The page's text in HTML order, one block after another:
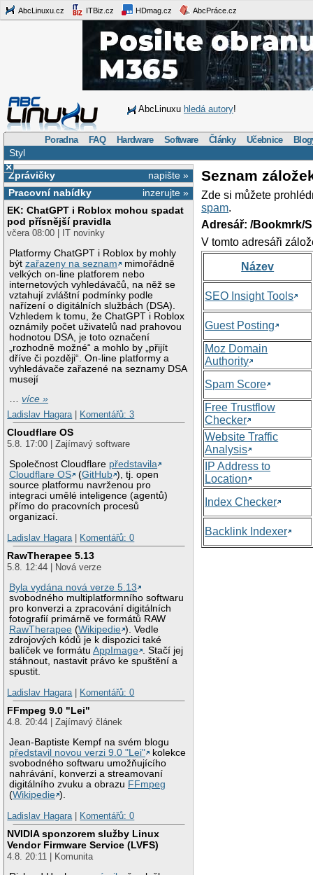
AbcLinuxu.cz ITBiz.cz HDmag.cz AbcPráce.cz
AbcLinuxu hledá autory!
Poradna FAQ Hardware Software Články Učebnice
Styl
×
napište »
Zprávičky
inzerujte »
Pracovní nabídky
EK: ChatGPT i Roblox mohou spadat
pod přísnější pravidla
včera 08:00 | IT novinky
Platformy ChatGPT i Roblox by mohly
býtzařazeny na seznam
mimořádně
velkých on-line platforem nebo
internetových vyhledávačů, na něž se
vztahují zvláštní podmínky podle
nařízení o digitálních službách (DSA).
Vzhledem k tomu, že ChatGPT i Roblox
oznámily počet uživatelů nad prahovou
hodnotou DSA, je toto označení
„rozhodně možné“ a mohlo by „přijít
dříve či později“. On-line platformy a
vyhledávače zařazené na seznamy DSA
musejí
…více »
Ladislav Hagara
Komentářů: 3
Cloudflare OS
5.8. 17:00 | Zajímavý software
Společnost Cloudflare představila
Cloudflare OS
(GitHub ), tj. open
source platformu navrženou pro
integraci umělé inteligence (agentů)
přímo do pracovních procesů
organizací.
Ladislav Hagara
Komentářů: 0
RawTherapee 5.13
5.8. 12:44 | Nová verze
Byla vydána nová verze 5.13
svobodného multiplatformního softwaru
pro konverzi a zpracování digitálních
fotografií primárně ve formátů RAW
RawTherapee (Wikipedie ). Vedle
zdrojových kódů je k dispozici také
balíček ve formátuAppImage . Stačí jej
stáhnout, nastavit právo ke spuštění a
spustit.
Ladislav Hagara
Komentářů: 0
FFmpeg 9.0 "Lei"
4.8. 20:44 | Zajímavý článek
Jean-Baptiste Kempf na svém blogu
představil novou verzi 9.0 "Lei"
kolekce
svobodného softwaru umožňujícího
nahrávání, konverzi a streamovaní
digitálního zvuku a obrazu FFmpeg
(Wikipedie ).
Ladislav Hagara
Komentářů: 0
NVIDIA sponzorem služby Linux
Vendor Firmware Service (LVFS)
4.8. 20:11 | Komunita
Seznam
Zde si můžete
spam.
Adresář: /Bookmrk/
V tomto adresáři
Název
SEO Insight Tools
Guest Posting
Moz Domain
Authority
Spam Score
Free Trustflow
Checker
Website Traffic
Analysis
IP Address to
Location
Index Checker
Backlink Indexer